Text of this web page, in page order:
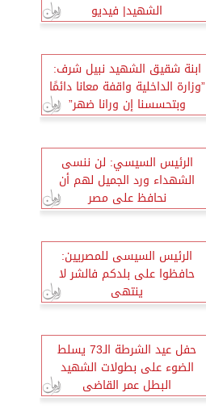
الشهيد| فيديو
ابنة شقيق الشهيد نبيل شرف:
”وزارة الداخلية واقفة معانا دائمًا
وبتحسسنا إن ورانا ضهر”
الرئيس السيسي: لن ننسى
الشهداء ورد الجميل لهم أن
نحافظ على مصر
الرئيس السيسى للمصريين:
حافظوا على بلدكم فالشر لا
ينتهى
حفل عيد الشرطة الـ73 يسلط
الضوء على بطولات الشهيد
البطل عمر القاضى